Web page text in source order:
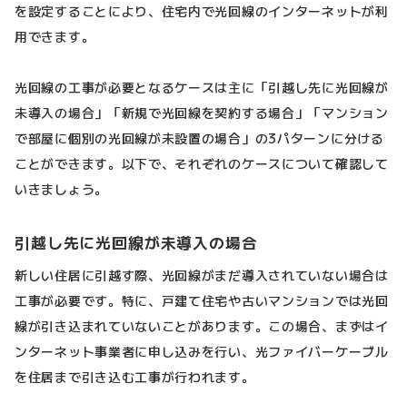
を設定することにより、住宅内で光回線のインターネットが利
用できます。
光回線の工事が必要となるケースは主に「引越し先に光回線が
未導入の場合」「新規で光回線を契約する場合」「マンション
で部屋に個別の光回線が未設置の場合」の3パターンに分ける
ことができます。以下で、それぞれのケースについて確認して
いきましょう。
引越し先に光回線が未導入の場合
新しい住居に引越す際、光回線がまだ導入されていない場合は
工事が必要です。特に、戸建て住宅や古いマンションでは光回
線が引き込まれていないことがあります。この場合、まずはイ
ンターネット事業者に申し込みを行い、光ファイバーケーブル
を住居まで引き込む工事が行われます。